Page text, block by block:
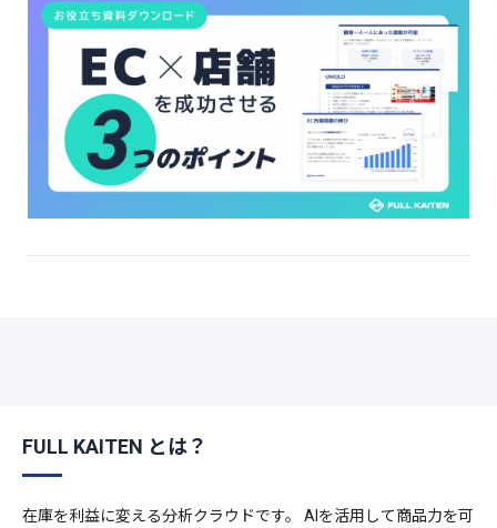
FULL KAITEN とは？
在庫を利益に変える分析クラウドです。 AIを活用して商品力を可